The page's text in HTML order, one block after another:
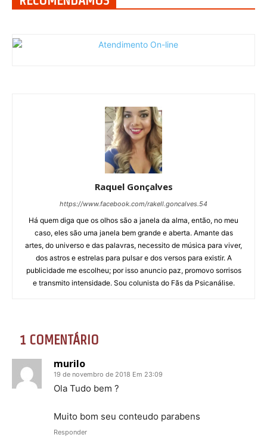
Raquel Gonçalves
https://www.facebook.com/rakell.goncalves.54
Há quem diga que os olhos são a janela da alma, então, no meu
caso, eles são uma janela bem grande e aberta. Amante das
artes, do universo e das palavras, necessito de música para viver,
dos astros e estrelas para pulsar e dos versos para existir. A
publicidade me escolheu; por isso anuncio paz, promovo sorrisos
e transmito intensidade. Sou colunista do Fãs da Psicanálise.
1 COMENTÁRIO
murilo
19 de novembro de 2018 Em 23:09
Ola Tudo bem ?
Muito bom seu conteudo parabens
Responder